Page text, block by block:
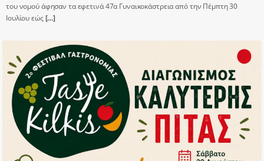
του νομού άφησαν τα εφετινά 47α Γυναικοκάστρεια από την Πέμπτη 30
Ιουλίου εώς[…]